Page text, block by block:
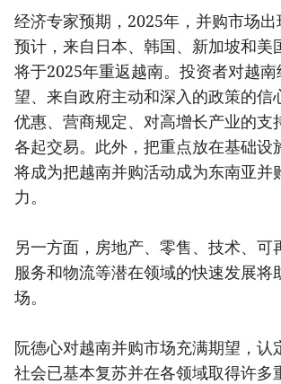
经济专家预期，2025年，并购市场出
预计，来自日本、韩国、新加坡和美
将于2025年重返越南。投资者对越
望、来自政府主动和深入的政策的信
优惠、营商规定、对高增长产业的支
各起交易。此外，把重点放在基础设
将成为把越南并购活动成为东南亚并
力。
另一方面，房地产、零售、技术、可
服务和物流等潜在领域的快速发展将
场。
阮德心对越南并购市场充满期望，认
社会已基本复苏并在各领域取得许多